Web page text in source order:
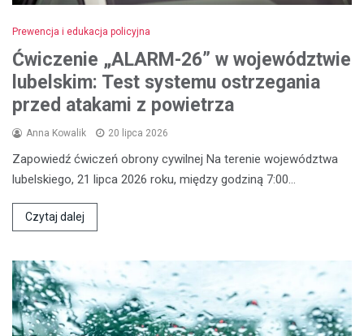
Prewencja i edukacja policyjna
Ćwiczenie „ALARM-26” w województwie
lubelskim: Test systemu ostrzegania
przed atakami z powietrza
Anna Kowalik 20 lipca 2026
Zapowiedź ćwiczeń obrony cywilnej Na terenie województwa
lubelskiego, 21 lipca 2026 roku, między godziną 7:00…
Czytaj dalej